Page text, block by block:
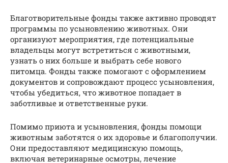
Благотворительные фонды также активно проводят
программы по усыновлению животных. Они
организуют мероприятия, где потенциальные
владельцы могут встретиться с животными,
узнать о них больше и выбрать себе нового
питомца. Фонды также помогают с оформлением
документов и сопровождают процесс усыновления,
чтобы убедиться, что животное попадает в
заботливые и ответственные руки.
Помимо приюта и усыновления, фонды помощи
животным заботятся о их здоровье и благополучии.
Они предоставляют медицинскую помощь,
включая ветеринарные осмотры, лечение